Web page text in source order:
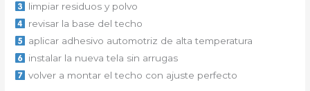
limpiar residuos y polvo
revisar la base del techo
aplicar adhesivo automotriz de alta temperatura
instalar la nueva tela sin arrugas
volver a montar el techo con ajuste perfecto